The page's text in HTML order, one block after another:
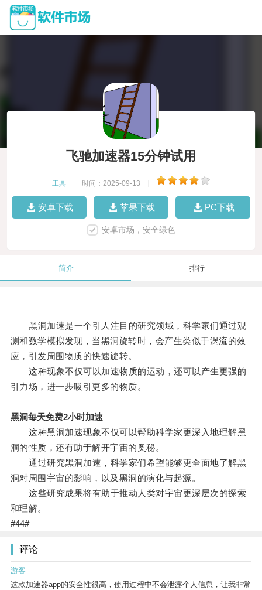
飞驰加速器15分钟试用
工具 时间：2025-09-13
安卓下载 苹果下载 PC下载
安卓市场，安全绿色
简介 排行
黑洞加速是一个引人注目的研究领域，科学家们通过观
测和数学模拟发现，当黑洞旋转时，会产生类似于涡流的效
应，引发周围物质的快速旋转。
这种现象不仅可以加速物质的运动，还可以产生更强的
引力场，进一步吸引更多的物质。
黑洞每天免费2小时加速
这种黑洞加速现象不仅可以帮助科学家更深入地理解黑
洞的性质，还有助于解开宇宙的奥秘。
通过研究黑洞加速，科学家们希望能够更全面地了解黑
洞对周围宇宙的影响，以及黑洞的演化与起源。
这些研究成果将有助于推动人类对宇宙更深层次的探索
和理解。
#44#
评论
游客
这款加速器app的安全性很高，使用过程中不会泄露个人信息，让我非常